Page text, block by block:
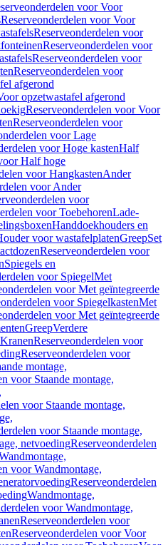
voor Voor
Reserveonderdelen voor Voor
Reserveonderdelen voor
Reserveonderdelen voor
Reserveonderdelen voor
Reserveonderdelen voor
afgerond
opzetwastafel afgerond
Reserveonderdelen voor Voor
Reserveonderdelen voor
voor Lage
voor Hoge kastenHalf
Half hoge
voor HangkastenAnder
voor Ander
voor
voor ToebehorenLade-
Handdoekhouders en
voor wastafelplatenGreepSet
Reserveonderdelen voor
Spiegels en
voor SpiegelMet
voor Met geïntegreerde
voor SpiegelkastenMet
voor Met geïntegreerde
GreepVerdere
KranenReserveonderdelen voor
Reserveonderdelen voor
montage,
voor Staande montage,
voor Staande montage,
voor Staande montage,
netvoedingReserveonderdelen
voor Wandmontage,
Reserveonderdelen
Wandmontage,
voor Wandmontage,
Reserveonderdelen voor
Reserveonderdelen voor Voor